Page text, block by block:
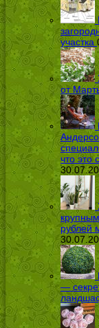
участка
от
что это
рублей
—